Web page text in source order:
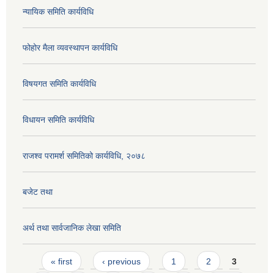
न्यायिक समिति कार्यविधि
फोहोर मैला व्यवस्थापन कार्यविधि
विषयगत समिति कार्यविधि
विधायन समिति कार्यविधि
राजश्व परामर्श समितिको कार्यविधि, २०७८
बजेट तथा
अर्थ तथा सार्वजानिक लेखा समिति
Pages
« first ‹ previous 1 2 3